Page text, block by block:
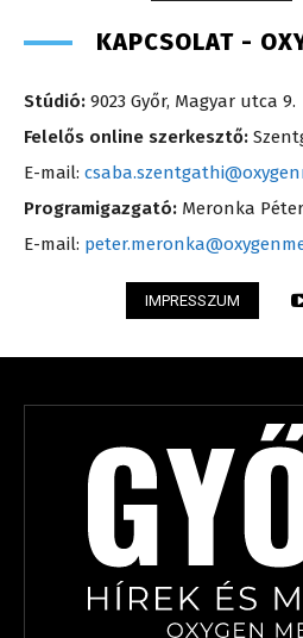
KAPCSOLAT -
Stúdió: 9023 Győr, Magyar utca 9.
Felelős online szerkesztő:
E-mail:
Programigazgató: Meronka Péter
E-mail:
IMPRESSZUM